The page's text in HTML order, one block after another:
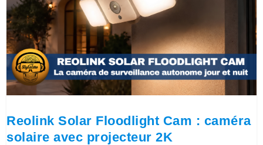
Reolink Solar Floodlight Cam : caméra
solaire avec projecteur 2K